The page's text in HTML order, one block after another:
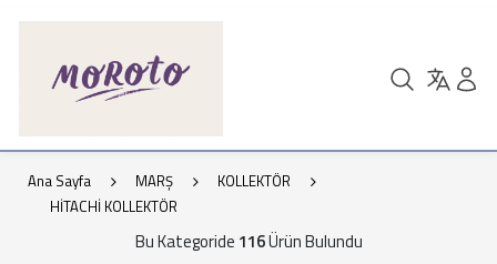
Ana Sayfa MARŞ
KOLLEKTÖR
HİTACHİ KOLLEKTÖR
Bu Kategoride 116Ürün Bulundu